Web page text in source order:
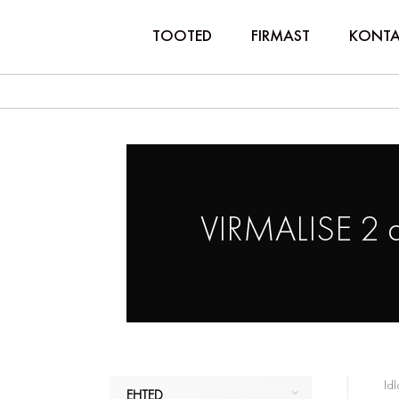
TOOTED FIRMAST
VIRMALISE
EHTED